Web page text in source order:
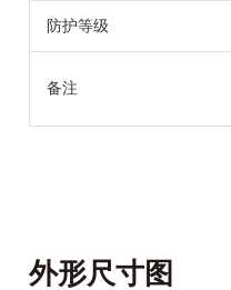
防护等级
备注
外形尺寸图